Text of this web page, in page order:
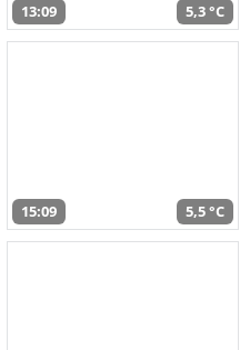
13:09 5,3 °C
15:09 5,5 °C